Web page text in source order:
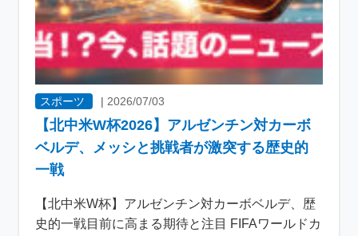
スポーツ |2026/07/03
【北中米W杯2026】アルゼンチン対カーボ
ベルデ、メッシと挑戦者が激突する歴史的
一戦
【北中米W杯】アルゼンチン対カーボベルデ、歴
史的一戦目前に高まる期待と注目 FIFAワールドカ